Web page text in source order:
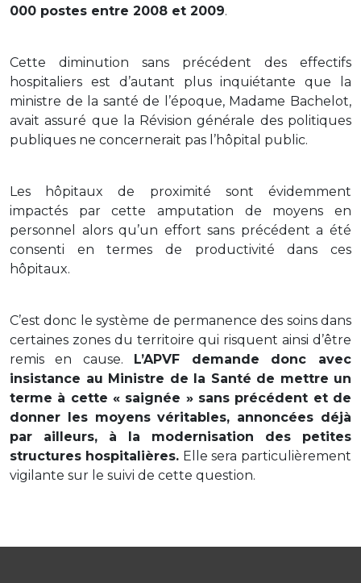
000 postes entre 2008 et 2009.
Cette diminution sans précédent des effectifs
hospitaliers est d’autant plus inquiétante que la
ministre de la santé de l’époque, Madame Bachelot,
avait assuré que la Révision générale des politiques
publiques ne concernerait pas l’hôpital public.
Les hôpitaux de proximité sont évidemment
impactés par cette amputation de moyens en
personnel alors qu’un effort sans précédent a été
consenti en termes de productivité dans ces
hôpitaux.
C’est donc le système de permanence des soins dans
certaines zones du territoire qui risquent ainsi d’être
remis en cause. L’APVF demande donc avec
insistance au Ministre de la Santé de mettre un
terme à cette « saignée » sans précédent et de
donner les moyens véritables, annoncées déjà
par ailleurs, à la modernisation des petites
structures hospitalières. Elle sera particulièrement
vigilante sur le suivi de cette question.